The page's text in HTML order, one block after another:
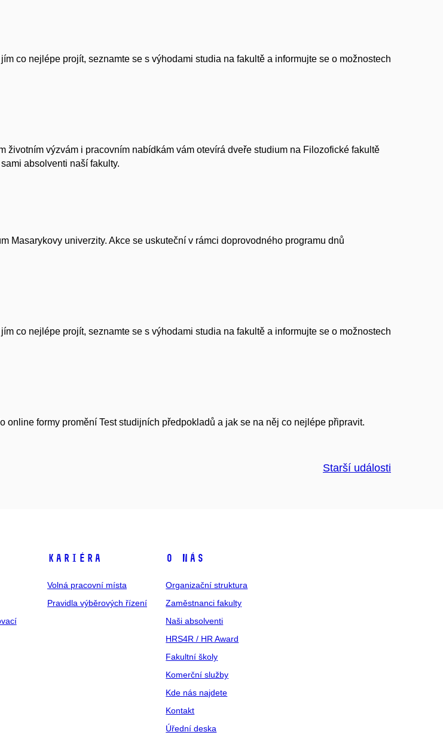
co nejlépe projít, seznamte se s výhodami studia na fakultě a informujte se o možnostech
životním výzvám i pracovním nabídkám vám otevírá dveře studium na Filozofické fakultě
absolventi naší fakulty.
Masarykovy univerzity. Akce se uskuteční v rámci doprovodného programu dnů
co nejlépe projít, seznamte se s výhodami studia na fakultě a informujte se o možnostech
online formy promění Test studijních předpokladů a jak se na něj co nejlépe připravit.
Starší události
Kariéra
Volná pracovní místa
Pravidla výběrových řízení
O nás
Organizační struktura
Zaměstnanci fakulty
Naši absolventi
HRS4R / HR Award
Fakultní školy
Komerční služby
Kde nás najdete
Kontakt
Úřední deska